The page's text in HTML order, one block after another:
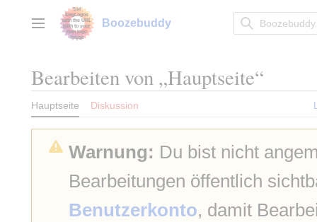
springenHauptmenü Boozebuddy
Bearbeiten von „Hauptseite“
Hauptseite Diskussion
Warnung: Du bist nicht
Bearbeitungen öffentlich
Benutzerkonto, damit